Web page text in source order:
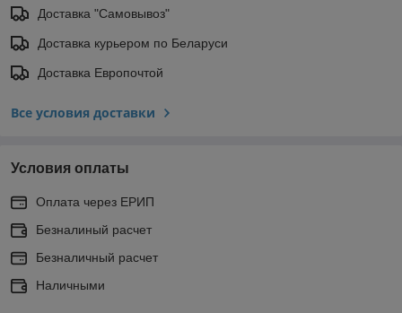
Доставка "Самовывоз"
Доставка курьером по Беларуси
Доставка Европочтой
Все условия доставки
Условия оплаты
Оплата через ЕРИП
Безналиный расчет
Безналичный расчет
Наличными